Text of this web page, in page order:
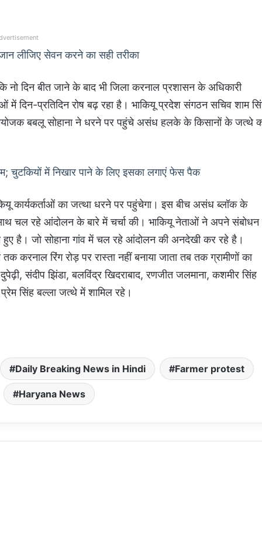
लीजिए सेवन करने का सही तरीका
नो दिन बीत जाने के बाद भी जिला करनाल प्रशासन के अधिकारी
में दिन-प्रतिदिन रोष बढ़ रहा है। भाकियू प्रदेश संगठन सचिव शाम
बबलू सोहाना ने धरने पर पहुंचे असंध हलके के किसानों के जत्थे
चुटकियों में निखार पाने के लिए इसका लगाएं फेस पैक
कार्यकर्ताओं का जत्था धरने पर पहुंचेगा। इस बीच असंध ब्लॉक के
चल रहे आंदोलन के बारे में चर्चा की। भाकियू नेताओं ने अपने संबोधन
हुए है। जो सोहाना गांव में चल रहे आंदोलन की अनदेखी कर रहे है।
करनाल रिंग रोड़ पर रास्ता नहीं बनाया जाता तब तक ग्रामीणों का
संदीप झिंडा, बलविंद्र खिदराबाद, रणजीत जलमाना, कशमीर सिंह
सिंह बल्ला जत्थे में शामिल रहे।
Daily Breaking News in Hindi Farmer protest
Haryana News